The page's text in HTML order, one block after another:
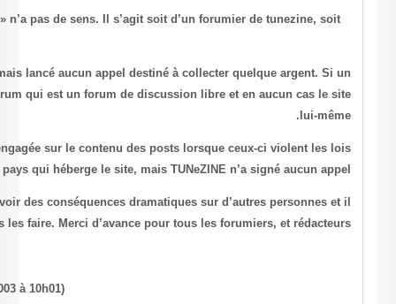
L’expression « internaute de Tunezine » n’a pas de sens. Il s’agit
D’autre part, le site TUNeZINE n’a jamais lancé aucun appel
tel appel a été posté, il l’a été sur le forum qui est un forum de
La responsabilité du site est certes engagée sur le contenu des
du pays qui héberge le site, mais
Ce genre de confusions pourrait avoir des conséquences
serait bon de ne pas les faire. Merci d’avance
(Source : Forum Tunezine le 26 avril 2003 à 10h01)